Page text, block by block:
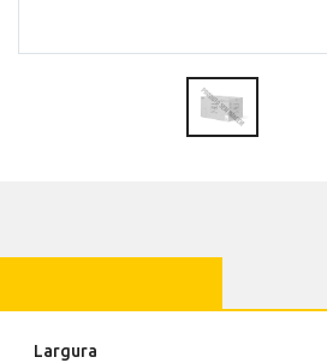
Largura